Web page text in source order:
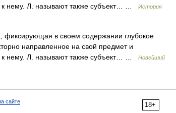
к нему. Л. называют также субъект… …
История
фиксирующая в своем содержании глубокое
направленное на свой предмет и
к нему. Л. называют также субъект… …
Новейший
18+
сайте